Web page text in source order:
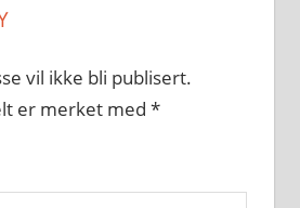
vil ikke bli publisert.
er merket med *